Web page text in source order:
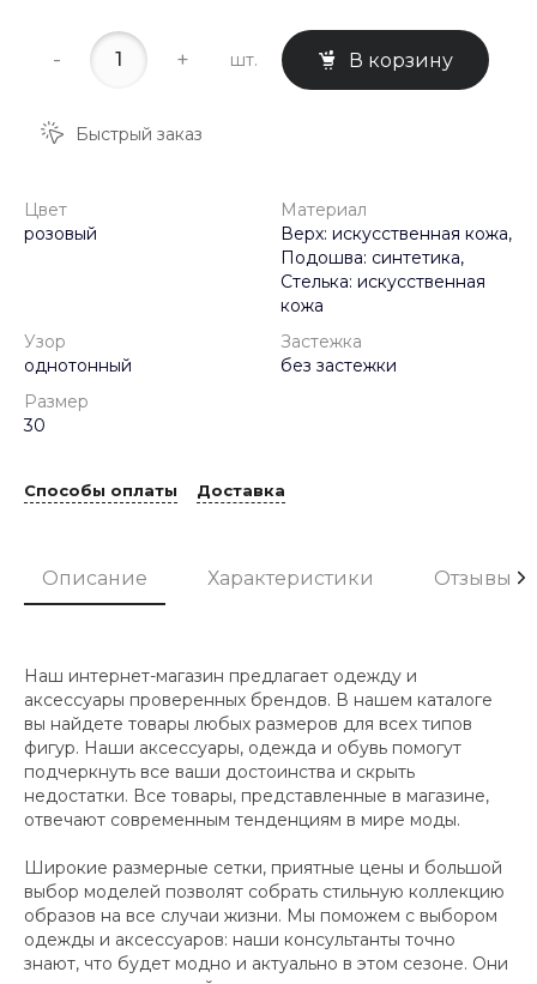
- + шт. В корзину
Быстрый заказ
Цвет
розовый
Материал
Верх: искусственная кожа,
Подошва: синтетика,
Стелька: искусственная
кожа
Узор
однотонный
Застежка
без застежки
Размер
30
Способы оплаты Доставка
Описание Характеристики Отзывы
Наш интернет-магазин предлагает одежду и
аксессуары проверенных брендов. В нашем каталоге
вы найдете товары любых размеров для всех типов
фигур. Наши аксессуары, одежда и обувь помогут
подчеркнуть все ваши достоинства и скрыть
недостатки. Все товары, представленные в магазине,
отвечают современным тенденциям в мире моды.
Широкие размерные сетки, приятные цены и большой
выбор моделей позволят собрать стильную коллекцию
образов на все случаи жизни. Мы поможем с выбором
одежды и аксессуаров: наши консультанты точно
знают, что будет модно и актуально в этом сезоне. Они